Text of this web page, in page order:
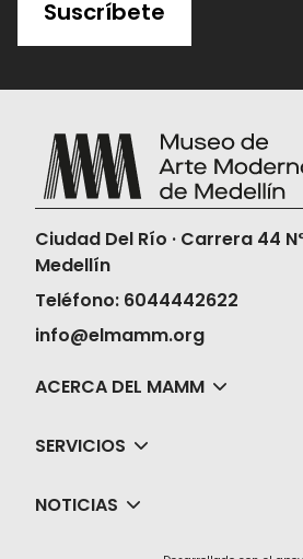
Suscríbete
Ciudad Del Río · Carrera 44
Medellín
Teléfono: 6044442622
info@elmamm.org
ACERCA DEL MAMM
SERVICIOS
NOTICIAS